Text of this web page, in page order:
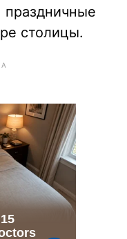
праздничные
столицы.